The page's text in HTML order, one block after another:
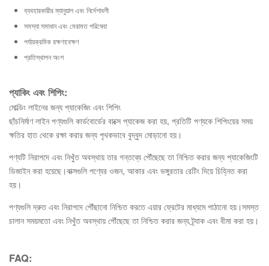
ব্যবহারকারীর ম্যানুয়াল এবং নির্দেশাবলী
সমস্যা সমাধান এবং মেরামত পরিষেবা
পর্যায়ক্রমিক রক্ষণাবেক্ষণ
প্রতিস্থাপন অংশ
প্যাকিং এবং শিপিং:
মোল্ডিং লাইনের জন্য প্যাকেজিং এবং শিপিং
ছাঁচনির্মাণ লাইন পণ্যগুলি কার্ডবোর্ডের বাক্সে প্যাকেজ করা হয়, প্রতিটি পণ্যকে শিপিংয়ের সময়
ক্ষতির হাত থেকে রক্ষা করার জন্য পৃথকভাবে বুদ্বুদ মোড়ানো হয়।
পণ্যটি নিরাপদে এবং নিখুঁত অবস্থায় তার গন্তব্যে পৌঁছেছে তা নিশ্চিত করার জন্য প্যাকেজিংটি
ডিজাইন করা হয়েছে।বাক্সগুলি পণ্যের ওজন, আকার এবং ভঙ্গুরতার রেটিং দিয়ে চিহ্নিত করা
হয়।
পণ্যগুলি দ্রুত এবং নিরাপদে পৌঁছানো নিশ্চিত করতে এয়ার ফ্রেটের মাধ্যমে পাঠানো হয়।সমস্ত
চালান সময়মতো এবং নিখুঁত অবস্থায় পৌঁছেছে তা নিশ্চিত করার জন্য ট্র্যাক এবং বীমা করা হয়।
FAQ: